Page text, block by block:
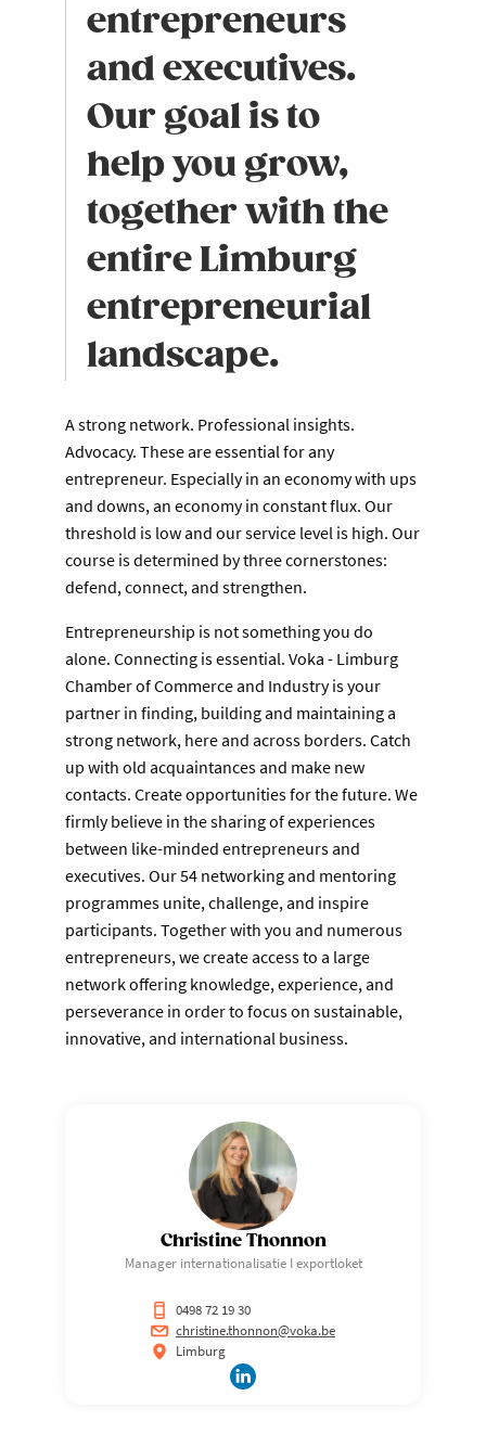
entrepreneurs
and executives.
Our goal is to
help you grow,
together with the
entire Limburg
entrepreneurial
landscape.
A strong network. Professional insights.
Advocacy. These are essential for any
entrepreneur. Especially in an economy with ups
and downs, an economy in constant flux. Our
threshold is low and our service level is high. Our
course is determined by three cornerstones:
defend, connect, and strengthen.
Entrepreneurship is not something you do
alone. Connecting is essential. Voka - Limburg
Chamber of Commerce and Industry is your
partner in finding, building and maintaining a
strong network, here and across borders. Catch
up with old acquaintances and make new
contacts. Create opportunities for the future. We
firmly believe in the sharing of experiences
between like-minded entrepreneurs and
executives. Our 54 networking and mentoring
programmes unite, challenge, and inspire
participants. Together with you and numerous
entrepreneurs, we create access to a large
network offering knowledge, experience, and
perseverance in order to focus on sustainable,
innovative, and international business.
Christine Thonnon
Manager internationalisatie I exportloket
0498 72 19 30
christine.thonnon@voka.be
Limburg